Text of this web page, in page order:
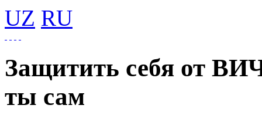
UZ RU
Защитить себя от
ты сам